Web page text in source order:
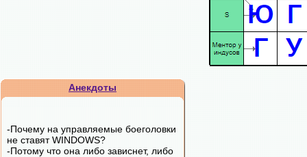
Анекдоты
-Почему на управляемые боеголовки
не ставят WINDOWS?
-Потому что она либо зависнет, либо